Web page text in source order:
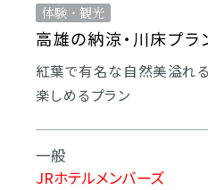
高雄の納涼・川床プラ
体験・観光
紅葉で有名な自然美溢れ
楽しめるプラン
一般
JRホテルメンバーズ